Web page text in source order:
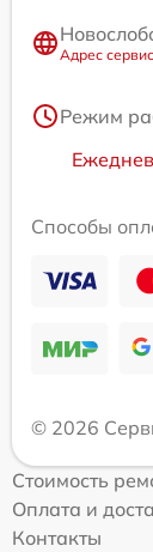
Адрес
Режим
Способы
© 2026
Стоимость
Оплата и
Контакты